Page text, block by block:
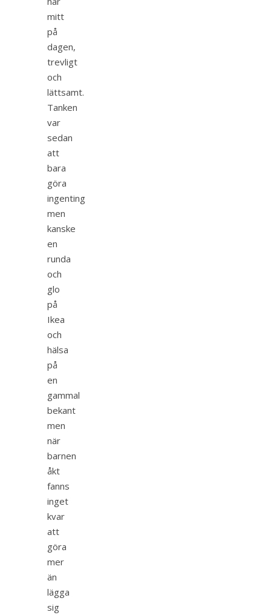
mitt
på
dagen,
trevligt
och
lättsamt.
Tanken
var
sedan
att
bara
göra
ingenting
men
kanske
en
runda
och
glo
på
Ikea
och
hälsa
på
en
gammal
bekant
men
när
barnen
åkt
fanns
inget
kvar
att
göra
mer
än
lägga
sig